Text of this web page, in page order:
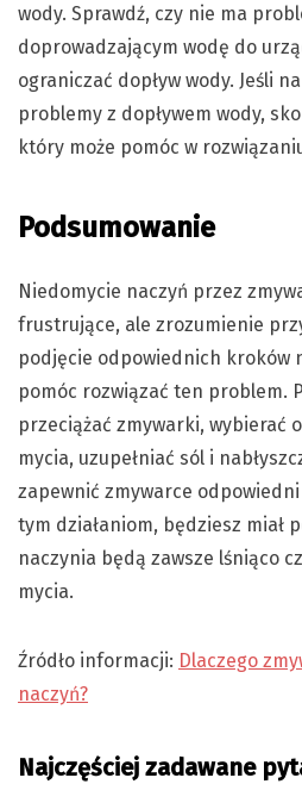
wody. Sprawdź, czy nie ma
doprowadzającym wodę do
ograniczać dopływ wody. Jeśli
problemy z dopływem wody,
który może pomóc w
Podsumowanie
Niedomycie naczyń przez
frustrujące, ale zrozumienie
podjęcie odpowiednich kroków
pomóc rozwiązać ten problem.
przeciążać zmywarki, wybierać
mycia, uzupełniać sól i
zapewnić zmywarce
tym działaniom, będziesz miał
naczynia będą zawsze lśniąco
mycia.
Źródło informacji: Dlaczego
naczyń?
Najczęściej zadawane